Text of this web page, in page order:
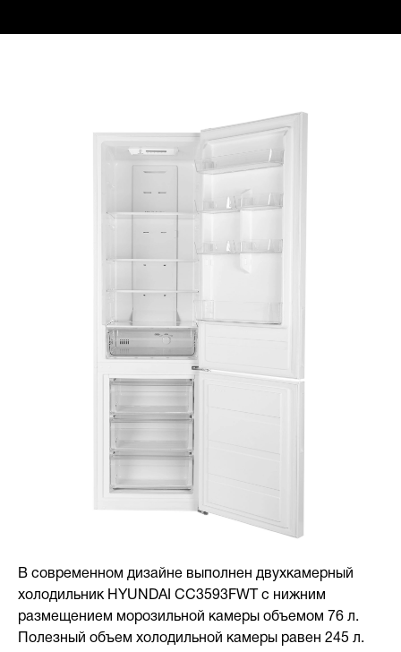
В современном дизайне выполнен двухкамерный
холодильник HYUNDAI CC3593FWT с нижним
размещением морозильной камеры объемом 76 л.
Полезный объем холодильной камеры равен 245 л.